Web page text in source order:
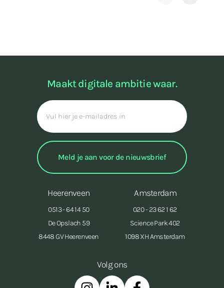
Maakt digitale ambitie waar.
Heerenveen
0513 - 64 14 50
De Opslach 59
8448 GV Heerenveen
Amsterdam
020 - 23 62 1 62
Science Park 402
1098 XH Amsterdam
Volg ons